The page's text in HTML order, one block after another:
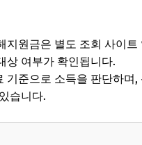
지원금은 별도 조회 사이트
상 여부가 확인됩니다.
기준으로 소득을 판단하며,
습니다.